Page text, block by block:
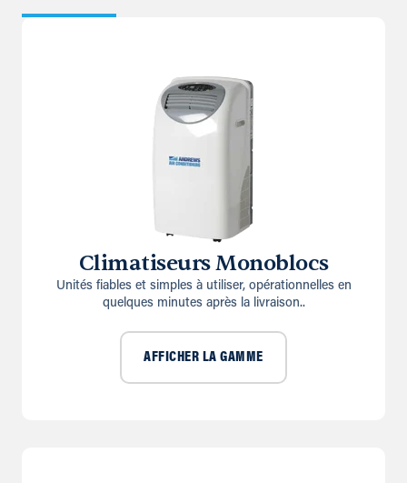
Climatiseurs Monoblocs
Unités fiables et simples à utiliser, opérationnelles en
quelques minutes après la livraison..
AFFICHER LA GAMME